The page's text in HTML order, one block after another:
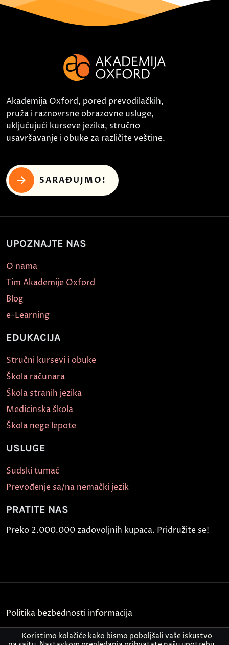
Akademija Oxford, pored prevodilačkih,
pruža i raznovrsne obrazovne usluge,
uključujući kurseve jezika, stručno
usavršavanje i obuke za različite veštine.
SARAĐUJMO!
UPOZNAJTE NAS
O nama
Tim Akademije Oxford
Blog
e-Learning
EDUKACIJA
Stručni kursevi i obuke
Škola računara
Škola stranih jezika
Medicinska škola
Škola nege lepote
USLUGE
Sudski tumač
Prevođenje sa/na nemački jezik
PRATITE NAS
Preko 2.000.000 zadovoljnih kupaca. Pridružite se!
Politika bezbednosti informacija
Kontakt
Koristimo kolačiće kako bismo poboljšali vaše iskustvo